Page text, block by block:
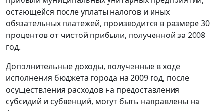
остающейся после уплаты налогов и иных
обязательных платежей, производится в размере 30
процентов от чистой прибыли, полученной за 2008
год.
Дополнительные доходы, полученные в ходе
исполнения бюджета города на 2009 год, после
осуществления расходов на предоставления
субсидий и субвенций, могут быть направлены на